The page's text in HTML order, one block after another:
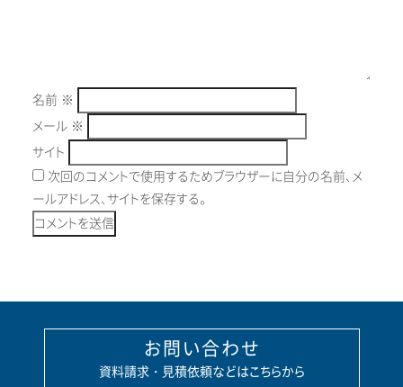
名前 ※
メール ※
サイト
次回のコメントで使用するためブラウザーに自分の名前、メ
ールアドレス、サイトを保存する。
お問い合わせ
資料請求・見積依頼などはこちらから